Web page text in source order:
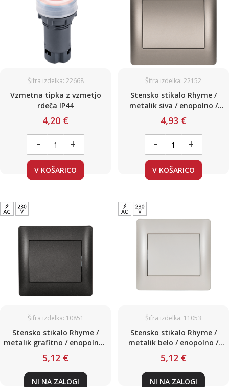
Šifra izdelka: 22668
Vzmetna tipka z vzmetjo
rdeča IP44
4,20 €
- +
V KOŠARICO
Šifra izdelka: 22152
Stensko stikalo Rhyme /
metalik siva / enopolno /
220V / 10A
4,93 €
- +
V KOŠARICO
Šifra izdelka: 10851
Stensko stikalo Rhyme /
metalik grafitno / enopolno /
220V / 10A
5,12 €
NI NA ZALOGI
Šifra izdelka: 11053
Stensko stikalo Rhyme /
metalik belo / enopolno /
220V / 10A
5,12 €
NI NA ZALOGI